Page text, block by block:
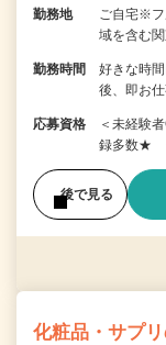
勤務地
ご自宅※
域を含む
勤務時間
好きな時
後、即お
応募資格
＜未経験
録多数★ ※
後で見る
化粧品・サプ